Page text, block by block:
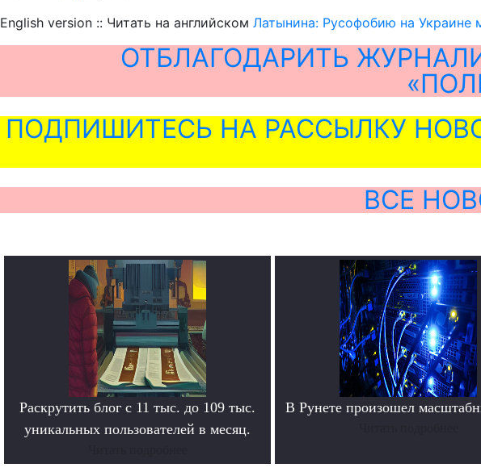
English version :: Читать на английском Латынина: Русофобию на
ОТБЛАГОДАРИТЬ
ПОДПИШИТЕСЬ НА РАССЫЛКУ
ВСЕ
Раскрутить блог с 11 тыс. до 109 тыс.
уникальных пользователей в месяц.
В Рунете произошел